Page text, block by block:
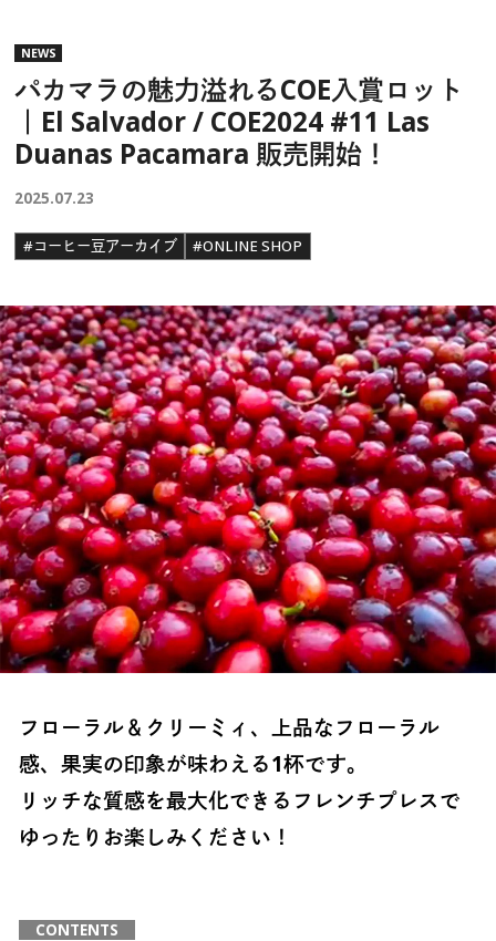
NEWS
パカマラの魅力溢れるCOE入賞ロット
｜El Salvador / COE2024 #11 Las
Duanas Pacamara 販売開始！
2025.07.23
#コーヒー豆アーカイブ #ONLINE SHOP
フローラル＆クリーミィ、上品なフローラル
感、果実の印象が味わえる1杯です。
リッチな質感を最大化できるフレンチプレスで
ゆったりお楽しみください！
CONTENTS